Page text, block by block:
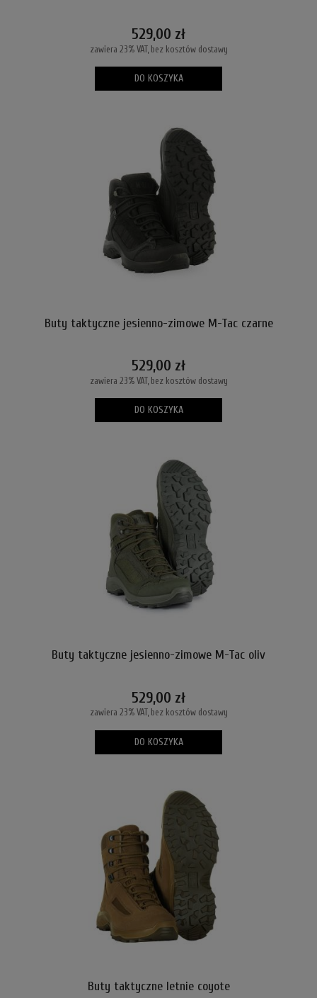
529,00 zł
zawiera 23% VAT, bez kosztów dostawy
DO KOSZYKA
Buty taktyczne jesienno-zimowe M-Tac czarne
529,00 zł
zawiera 23% VAT, bez kosztów dostawy
DO KOSZYKA
Buty taktyczne jesienno-zimowe M-Tac oliv
529,00 zł
zawiera 23% VAT, bez kosztów dostawy
DO KOSZYKA
Buty taktyczne letnie coyote